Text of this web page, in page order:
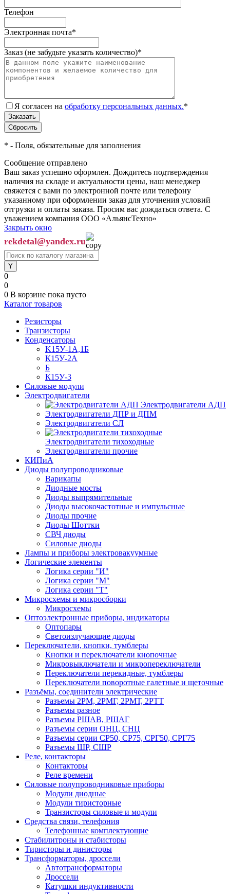
Телефон
Электронная почта*
Заказ (не забудьте указать количество)*
Я согласен на обработку персональных данных.*
* - Поля, обязательные для заполнения
Сообщение отправлено
Ваш заказ успешно оформлен. Дождитесь подтверждения
наличия на складе и актуальности цены, наш менеджер
свяжется с вами по электронной почте или телефону
указанному при оформлении заказ для уточнения условий
отгрузки и оплаты заказа. Просим вас дождаться ответа. С
уважением компания ООО «АльянсТехно»
Закрыть окно
rekdetal@yandex.ru
0
0
0 В корзине пока пусто
Каталог товаров
Резисторы
Транзисторы
Конденсаторы
K15У-1А,1Б
К15У-2А
Б
К15У-3
Силовые модули
Электродвигатели
Электродвигатели АДП
Электродвигатели ДПР и ДПМ
Электродвигатели СЛ
Электродвигатели тихоходные
Электродвигатели прочие
КИПиА
Диоды полупроводниковые
Варикапы
Диодные мосты
Диоды выпрямительные
Диоды высокочастотные и импульсные
Диоды прочие
Диоды Шоттки
СВЧ диоды
Силовые диоды
Лампы и приборы электровакуумные
Логические элементы
Логика серии "И"
Логика серии "М"
Логика серии "Т"
Микросхемы и микросборки
Микросхемы
Оптоэлектронные приборы, индикаторы
Оптопары
Светоизлучающие диоды
Переключатели, кнопки, тумблеры
Кнопки и переключатели кнопочные
Микровыключатели и микропереключатели
Переключатели перекидные, тумблеры
Переключатели поворотные галетные и щеточные
Разъёмы, соединители электрические
Разъемы 2РМ, 2РМГ, 2РМТ, 2РТТ
Разъемы разное
Разъемы РШАВ, РШАГ
Разъемы серии ОНЦ, СНЦ
Разъемы серии СР50, СР75, СРГ50, СРГ75
Разъемы ШР, СШР
Реле, контакторы
Контакторы
Реле времени
Силовые полупроводниковые приборы
Модули диодные
Модули тиристорные
Транзисторы силовые и модули
Средства связи, телефония
Телефонные комплектующие
Стабилитроны и стабисторы
Тиристоры и динисторы
Трансформаторы, дроссели
Автотрансформаторы
Дроссели
Катушки индуктивности